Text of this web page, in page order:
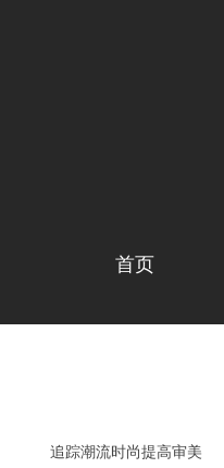
首页
追踪潮流时尚提高审美